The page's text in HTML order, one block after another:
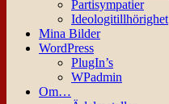
Partisympatier
Ideologitillhörighet
Mina Bilder
WordPress
PlugIn’s
WPadmin
Om…